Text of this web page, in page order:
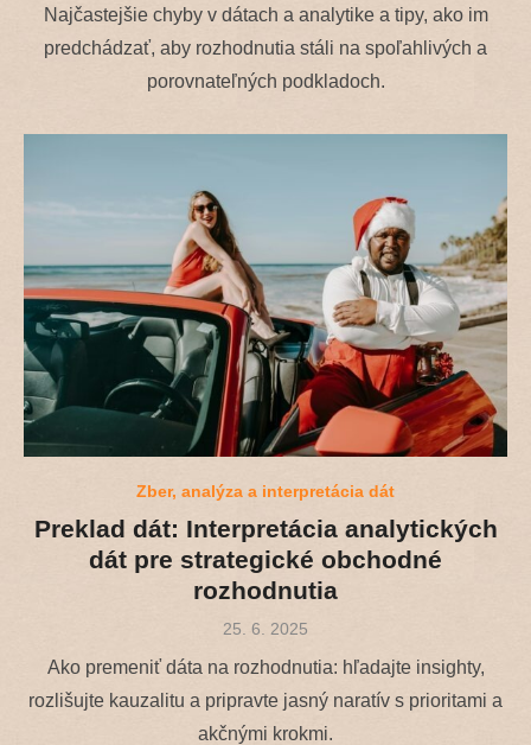
Najčastejšie chyby v dátach a analytike a tipy, ako im
predchádzať, aby rozhodnutia stáli na spoľahlivých a
porovnateľných podkladoch.
Zber, analýza a interpretácia dát
Preklad dát: Interpretácia analytických
dát pre strategické obchodné
rozhodnutia
Posted
25. 6. 2025
Ako premeniť dáta na rozhodnutia: hľadajte insighty,
rozlišujte kauzalitu a pripravte jasný naratív s prioritami a
akčnými krokmi.